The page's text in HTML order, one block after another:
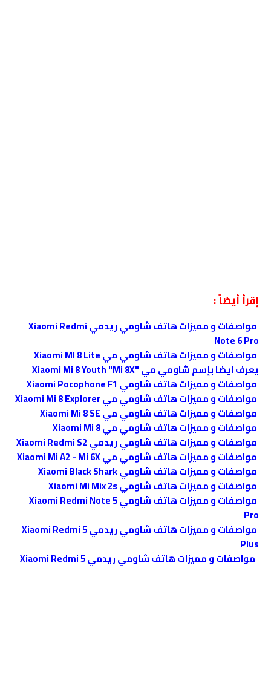
إقرأ أيضاً :
مواصفات و مميزات هاتف شاومي ريدمي Xiaomi Redmi
Note 6 Pro
مواصفات و مميزات هاتف شاومي مي Xiaomi MI 8 Lite
يعرف ايضا بإسم شاومي مي "Xiaomi Mi 8 Youth "Mi 8X
مواصفات و مميزات هاتف شاومي Xiaomi Pocophone F1
مواصفات و مميزات هاتف شاومي مي Xiaomi Mi 8 Explorer
مواصفات و مميزات هاتف شاومي مي Xiaomi Mi 8 SE
مواصفات و مميزات هاتف شاومي مي Xiaomi Mi 8
مواصفات و مميزات هاتف شاومي ريدمي Xiaomi Redmi S2
مواصفات و مميزات هاتف شاومي مي Xiaomi Mi A2 - Mi 6X
مواصفات و مميزات هاتف شاومي Xiaomi Black Shark
مواصفات و مميزات هاتف شاومي Xiaomi Mi Mix 2s
مواصفات و مميزات هاتف شاومي Xiaomi Redmi Note 5
Pro
مواصفات و مميزات هاتف شاومي ريدمي Xiaomi Redmi 5
Plus
مواصفات و مميزات هاتف شاومي ريدمي Xiaomi Redmi 5